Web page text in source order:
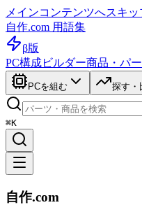
メインコンテンツへスキッ
自作.com 用語集
β版
PC構成ビルダー商品・パ
PCを組む 探す・
⌘K
自作.com